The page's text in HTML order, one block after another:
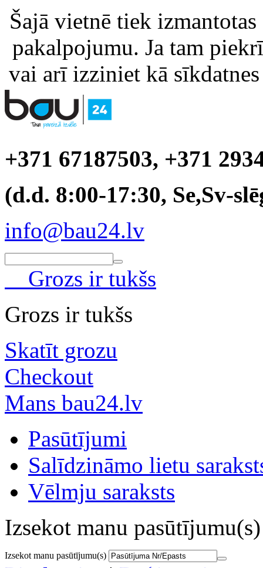
Šajā vietnē tiek
pakalpojumu. Ja tam
vai arī izziniet kā
+371 67187503, +371
(d.d. 8:00-17:30, Se,Sv-
info@bau24.lv
Grozs ir tukšs
Grozs ir tukšs
Skatīt grozu
Checkout
Mans bau24.lv
Pasūtījumi
Salīdzināmo lietu
Vēlmju saraksts
Izsekot manu pasūtījumu(s)
Izsekot manu pasūtījumu(s)